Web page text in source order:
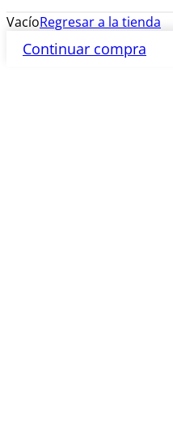
VacíoRegresar a la tienda
Continuar compra